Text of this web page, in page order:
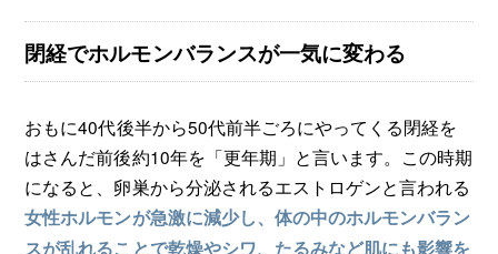
閉経でホルモンバランスが一気に変わる
おもに40代後半から50代前半ごろにやってくる閉経を
はさんだ前後約10年を「更年期」と言います。この時期
になると、卵巣から分泌されるエストロゲンと言われる
女性ホルモンが急激に減少し、体の中のホルモンバラン
スが乱れることで乾燥やシワ、たるみなど肌にも影響を